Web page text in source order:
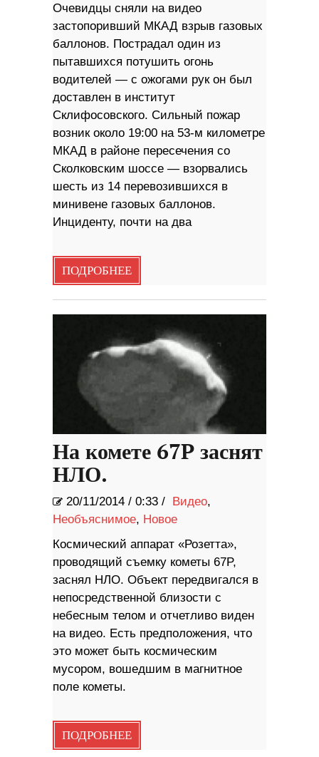
Очевидцы сняли на видео
застопоривший МКАД взрыв газовых
баллонов. Пострадал один из
пытавшихся потушить огонь
водителей — с ожогами рук он был
доставлен в институт
Склифосовского. Сильный пожар
возник около 19:00 на 53-м километре
МКАД в районе пересечения со
Сколковским шоссе — взорвались
шесть из 14 перевозившихся в
минивене газовых баллонов.
Инциденту, почти на два
ПОДРОБНЕЕ
На комете 67P заснят
НЛО.
20/11/2014 / 0:33 / Видео,
Необъяснимое, Новое
Космический аппарат «Розетта»,
проводящий съемку кометы 67P,
заснял НЛО. Объект передвигался в
непосредственной близости с
небесным телом и отчетливо виден
на видео. Есть предположения, что
это может быть космическим
мусором, вошедшим в магнитное
поле кометы.
ПОДРОБНЕЕ